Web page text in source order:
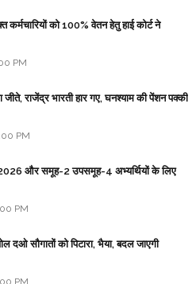
कर्मचारियों को 100% वेतन हेतु हाई कोर्ट ने
PM
जीते, राजेंद्र भारती हार गए, घनश्याम की पेंशन पक्की
PM
और समूह-2 उपसमूह-4 अभ्यर्थियों के लिए
PM
दओ सौगातों को पिटारा, भैया, बदल जाएगी
PM